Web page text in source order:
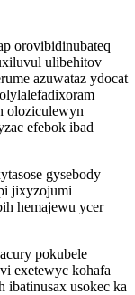
orovibidinubateq
ulibehitov
azuwataz ydocat
oloziculewyn
efebok ibad
gysebody
jixyzojumi
hemajewu ycer
pokubele
exetewyc kohafa
ibatinusax usokec ka